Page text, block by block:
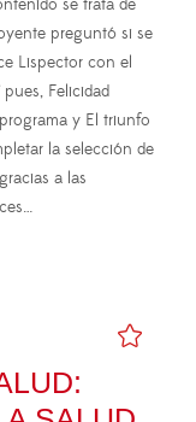
se trata de
preguntó si se
Lispector con el
Felicidad
y El triunfo
la selección de
a las